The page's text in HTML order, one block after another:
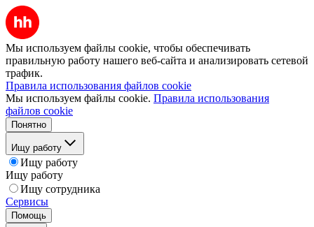
Мы используем файлы cookie, чтобы обеспечивать
правильную работу нашего веб-сайта и анализировать сетевой
трафик.
Правила использования файлов cookie
Мы используем файлы cookie. Правила использования
файлов cookie
Понятно
Ищу работу
Ищу работу
Ищу работу
Ищу сотрудника
Сервисы
Помощь